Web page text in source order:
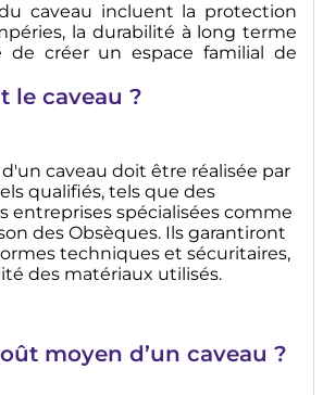
caveau incluent la protection
la durabilité à long terme
de créer un espace familial de
le caveau ?
caveau doit être réalisée par
qualifiés, tels que des
entreprises spécialisées comme
des Obsèques. Ils garantiront
techniques et sécuritaires,
des matériaux utilisés.
moyen d’un caveau ?